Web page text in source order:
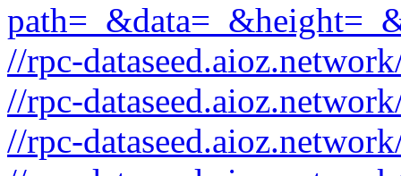
//rpc-
//rpc-
//rpc-